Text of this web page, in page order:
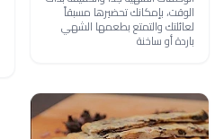
الوقت، بإمكانك تحضيرها مسبقاً
لعائلتك والتمتع بطعمها الشهي
باردة أو ساخنة